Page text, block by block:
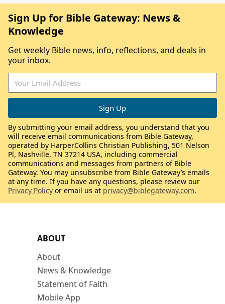
ABOUT
About
News & Knowledge
Statement of Faith
Mobile App
Sign Up for Bible Gateway: News &
Knowledge
Get weekly Bible news, info, reflections, and deals in
your inbox.
By submitting your email address, you understand that you
will receive email communications from Bible Gateway,
operated by HarperCollins Christian Publishing, 501 Nelson
Pl, Nashville, TN 37214 USA, including commercial
communications and messages from partners of Bible
Gateway. You may unsubscribe from Bible Gateway’s emails
at any time. If you have any questions, please review our
Privacy Policy or email us at privacy@biblegateway.com.